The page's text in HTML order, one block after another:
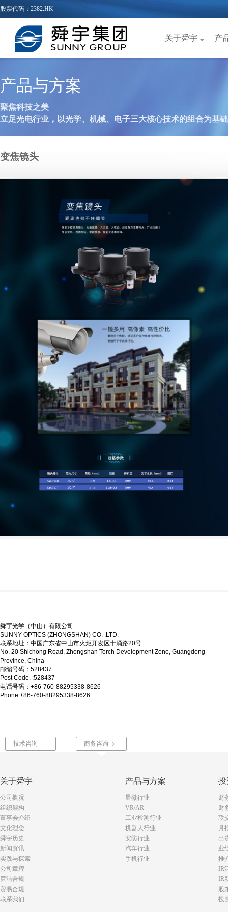
股票代码：2382.HK
关于舜宇 产
产品与方案
聚焦科技之美
立足光电行业，以光学、机械、电子三大核心技术的组合为基础
变焦镜头
舜宇光学（中山）有限公司
SUNNY OPTICS (ZHONGSHAN) CO. ,LTD.
联系地址：中国广东省中山市火炬开发区十涌路20号
No. 20 Shichong Road, Zhongshan Torch Development Zone, Guangdong
Province, China
邮编号码：528437
Post Code. :528437
电话号码：+86-760-88295338-8626
Phone:+86-760-88295338-8626
技术咨询 商务咨询
关于舜宇
公司概况
组织架构
董事会介绍
文化理念
舜宇历史
新闻资讯
实践与探索
公司章程
廉洁合规
贸易合规
联系我们
产品与方案
显微行业
VR/AR
工业检测行业
机器人行业
安防行业
汽车行业
手机行业
投
财
财
联
月
出
业
推
IR
IR
股
投